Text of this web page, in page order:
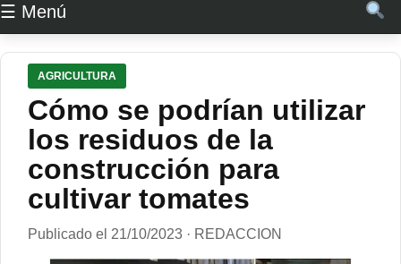
☰ Menú
AGRICULTURA
Cómo se podrían utilizar
los residuos de la
construcción para
cultivar tomates
Publicado el 21/10/2023 · REDACCION